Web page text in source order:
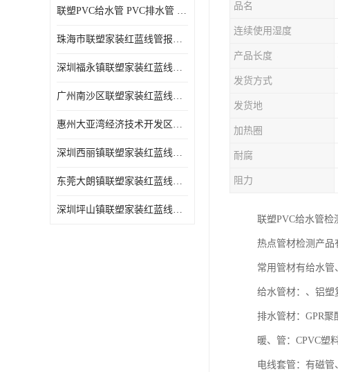
联塑PVC给水管 PVC排水管 PVC线管线槽
珠海市联塑家装红蓝线管报价表 联塑水管供货商
深圳福永镇联塑家装红蓝线管价格 支持送货上门
广州南沙区联塑家装红蓝线管批发 库存充足
惠州大亚湾经济技术开发区联塑PPR热水管公司
深圳西丽镇联塑家装红蓝线管供货商 联塑管道供应
东莞大朗镇联塑家装红蓝线管电话 联塑管道经销商
深圳坪山镇联塑家装红蓝线管型号 来电咨询
品名
连续使用湿度
产品长度
发货方式
发货地
加热圈
耐腐
阻力
联塑PVC给水管检
热点管材检测产品
常用管材有给水管
给水管材：、铝塑
排水管材：GPR聚
暖、管：CPVC塑
电线套管：有磁管